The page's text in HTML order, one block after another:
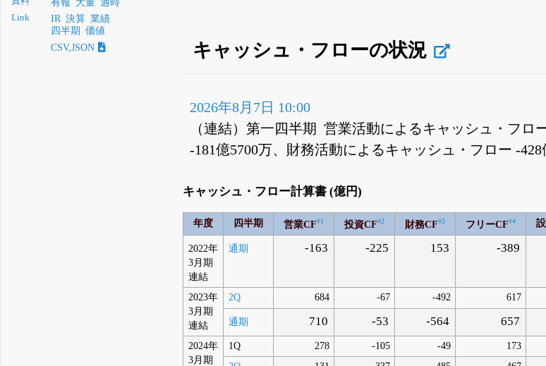
有報 大量 適時
Link IR 決算 業績
四半期
価値
CSV,JSON
キャッシュ・フローの状況
2026年8月7日 10:00
（連結）第一四半期 営業活動によるキャッシュ・フロ
-181億5700万、財務活動によるキャッシュ・フロー -428
キャッシュ・フロー計算書 (億円)
年度 四半期 営業CF#1 投資CF#2 財務CF#3 フリーCF#4
2022年
3月期
連結
通期 -163 -225 153 -389
2023年
3月期
連結
2Q 684 -67 -492 617
通期 710 -53 -564 657
2024年
3月期
1Q 278 -105 -49 173